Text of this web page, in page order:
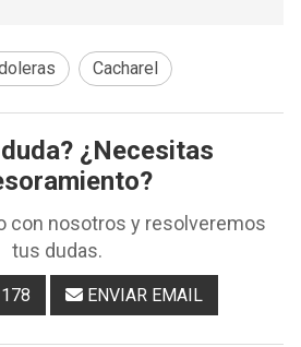
Cacharel
¿Necesitas
con nosotros y resolveremos
tus dudas.
ENVIAR EMAIL